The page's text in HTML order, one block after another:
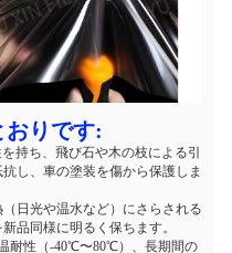
おりです:
持ち、飛び石や木の枝による引
し、車の塗装を傷から保護しま
日光や温水など）にさらされる
品同様に明るく保ちます。
耐性（-40℃〜80℃）、長期間の